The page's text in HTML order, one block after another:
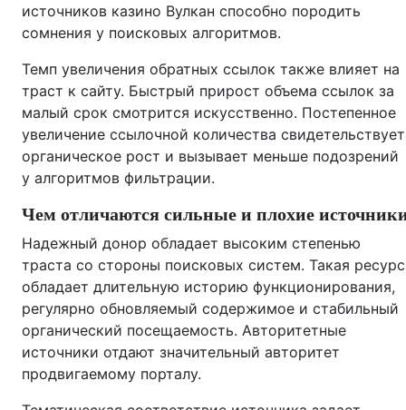
источников казино Вулкан способно породить
сомнения у поисковых алгоритмов.
Темп увеличения обратных ссылок также влияет на
траст к сайту. Быстрый прирост объема ссылок за
малый срок смотрится искусственно. Постепенное
увеличение ссылочной количества свидетельствует
органическое рост и вызывает меньше подозрений
у алгоритмов фильтрации.
Чем отличаются сильные и плохие
Надежный донор обладает высоким степенью
траста со стороны поисковых систем. Такая ресурс
обладает длительную историю функционирования,
регулярно обновляемый содержимое и стабильный
органический посещаемость. Авторитетные
источники отдают значительный авторитет
продвигаемому порталу.